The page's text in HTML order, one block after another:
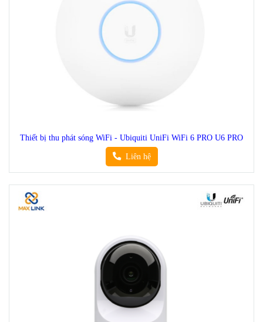
Thiết bị thu phát sóng WiFi - Ubiquiti UniFi WiFi 6 PRO U6 PRO
Liên hệ